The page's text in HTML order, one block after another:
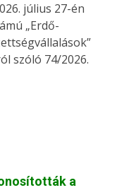
július 27-én
„Erdő-
szóló 74/2026.
a